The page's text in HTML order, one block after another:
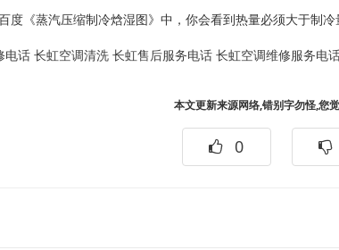
度《蒸汽压缩制冷焓湿图》中，你会看到热量必须大于制
电话 长虹空调清洗 长虹售后服务电话 长虹空调维修服务电
本文更新来源网络,错别字勿怪,您
0